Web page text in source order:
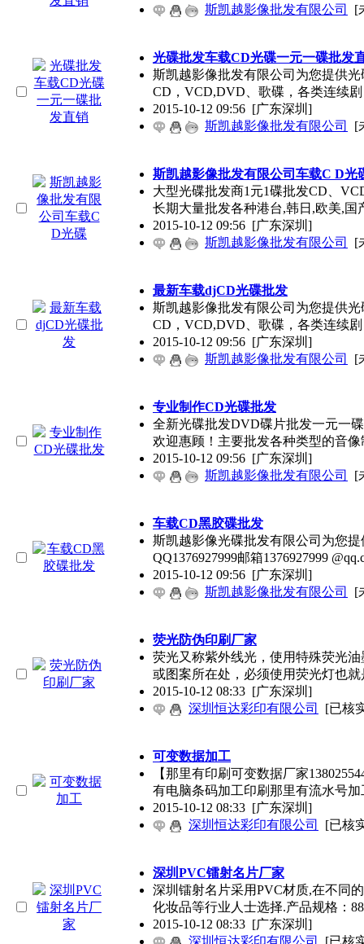
斯凯越影像批发有限公司
[
光碟批发车载CD光碟一元一碟批发
斯凯越影像批发有限公司为您提供
CD，VCD,DVD、歌碟，各类连续
2015-10-12 09:56 [广东深圳]
斯凯越影像批发有限公司
[
斯凯越影像批发有限公司车载C D光
大型光碟批发商1元1碟批发CD、
长期大量批发各种港台,韩日,欧美,国
2015-10-12 09:56 [广东深圳]
斯凯越影像批发有限公司
[
最新车载djCD光碟批发
斯凯越影像批发有限公司为您提供
CD，VCD,DVD、歌碟，各类连续
2015-10-12 09:56 [广东深圳]
斯凯越影像批发有限公司
[
专业制作CD光碟批发
全新光碟批发DVD碟片批发一元一
欢迎惠顾！主要批发各种类型的音像
2015-10-12 09:56 [广东深圳]
斯凯越影像批发有限公司
[
车载CD黑胶碟批发
斯凯越影像光碟批发有限公司为您提
QQ1376927999邮箱1376927999
2015-10-12 09:56 [广东深圳]
斯凯越影像批发有限公司
[
荧光防伪印刷厂家
荧光又称紫外线光，使用特殊荧光
或图案所在处，必须使用荧光灯也就
2015-10-12 08:33 [广东深圳]
深圳恒达彩印有限公司
[已核
可变数据加工
【那里有印刷可变数据厂家
有电脑条码加工印刷那里有流水号加
2015-10-12 08:33 [广东深圳]
深圳恒达彩印有限公司
[已核
深圳PVC镭射名片厂家
深圳镭射名片采用PVC材质,在不同
化妆品等行业人士选择.产品规格：
2015-10-12 08:33 [广东深圳]
深圳恒达彩印有限公司
[已核